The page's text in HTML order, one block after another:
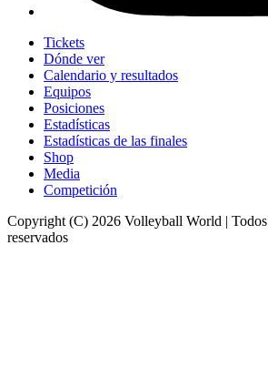
Tickets
Dónde ver
Calendario y resultados
Equipos
Posiciones
Estadísticas
Estadísticas de las finales
Shop
Media
Competición
Copyright (C) 2026 Volleyball World | Todos
reservados